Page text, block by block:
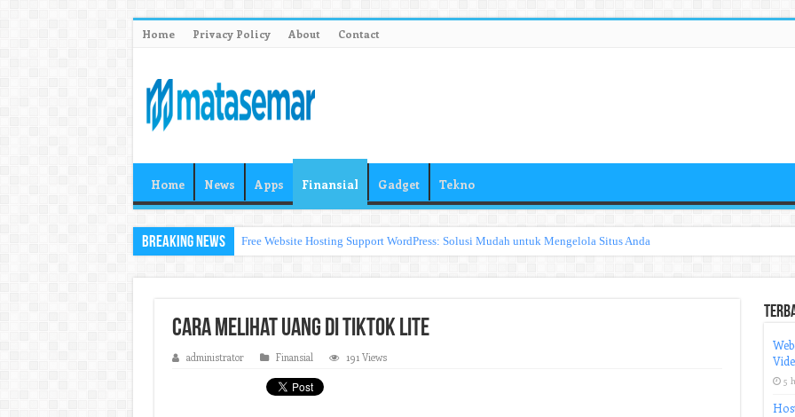
Home Privacy Policy About Contact
Home News Apps Finansial Gadget Tekno
Breaking News Free Website Hosting Support WordPress: Solusi Mudah untuk Mengelola Situs Anda
Cara Melihat Uang di TikTok Lite
administrator Finansial 191 Views
5